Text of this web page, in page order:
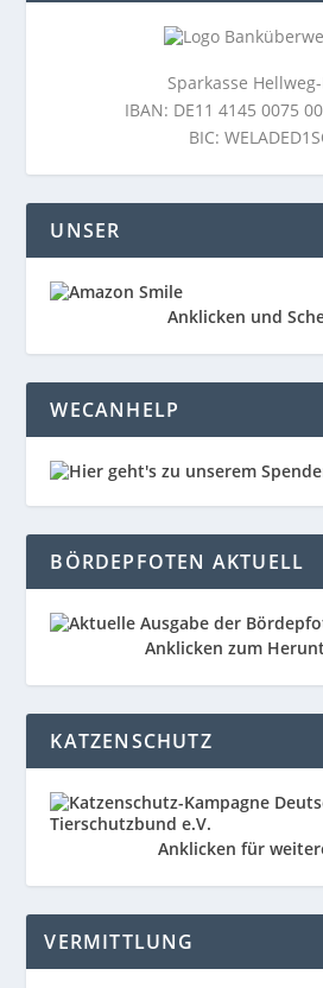
Sparkasse
IBAN: DE11 4145 0075
BIC:
UNSER
Anklicken und
WECANHELP
BÖRDEPFOTEN AKTUELL
Anklicken zum
KATZENSCHUTZ
Anklicken für
VERMITTLUNG